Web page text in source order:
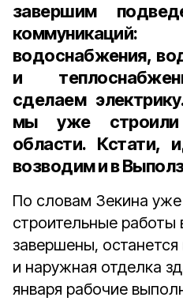
завершим
водоснабжения,
и
сделаем
мы уже
области. Кстати,
возводим и в
По словам Зекина
строительные работы
завершены, останется
и наружная отделка
января рабочие